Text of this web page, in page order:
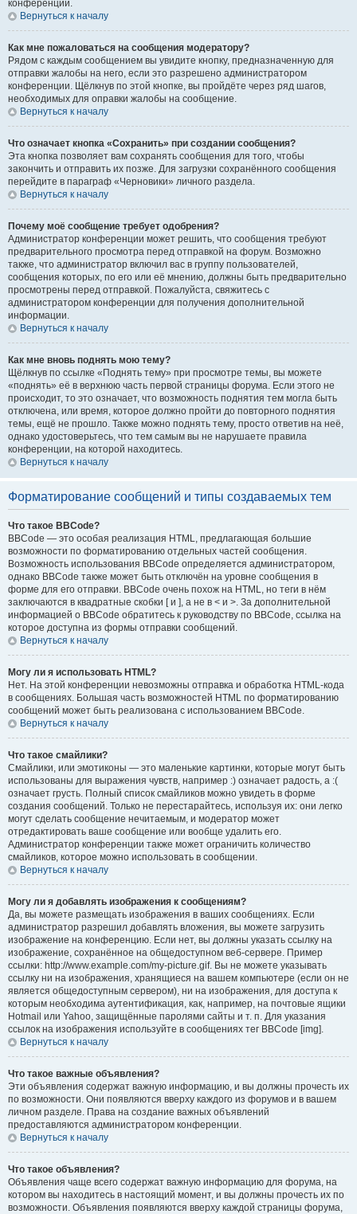
конференции.
Вернуться к началу
Как мне пожаловаться на сообщения модератору?
Рядом с каждым сообщением вы увидите кнопку, предназначенную для
отправки жалобы на него, если это разрешено администратором
конференции. Щёлкнув по этой кнопке, вы пройдёте через ряд шагов,
необходимых для оправки жалобы на сообщение.
Вернуться к началу
Что означает кнопка «Сохранить» при создании сообщения?
Эта кнопка позволяет вам сохранять сообщения для того, чтобы
закончить и отправить их позже. Для загрузки сохранённого сообщения
перейдите в параграф «Черновики» личного раздела.
Вернуться к началу
Почему моё сообщение требует одобрения?
Администратор конференции может решить, что сообщения требуют
предварительного просмотра перед отправкой на форум. Возможно
также, что администратор включил вас в группу пользователей,
сообщения которых, по его или её мнению, должны быть предварительно
просмотрены перед отправкой. Пожалуйста, свяжитесь с
администратором конференции для получения дополнительной
информации.
Вернуться к началу
Как мне вновь поднять мою тему?
Щёлкнув по ссылке «Поднять тему» при просмотре темы, вы можете
«поднять» её в верхнюю часть первой страницы форума. Если этого не
происходит, то это означает, что возможность поднятия тем могла быть
отключена, или время, которое должно пройти до повторного поднятия
темы, ещё не прошло. Также можно поднять тему, просто ответив на неё,
однако удостоверьтесь, что тем самым вы не нарушаете правила
конференции, на которой находитесь.
Вернуться к началу
Форматирование сообщений и типы создаваемых тем
Что такое BBCode?
BBCode — это особая реализация HTML, предлагающая большие
возможности по форматированию отдельных частей сообщения.
Возможность использования BBCode определяется администратором,
однако BBCode также может быть отключён на уровне сообщения в
форме для его отправки. BBCode очень похож на HTML, но теги в нём
заключаются в квадратные скобки [ и ], а не в < и >. За дополнительной
информацией о BBCode обратитесь к руководству по BBCode, ссылка на
которое доступна из формы отправки сообщений.
Вернуться к началу
Могу ли я использовать HTML?
Нет. На этой конференции невозможны отправка и обработка HTML-кода
в сообщениях. Большая часть возможностей HTML по форматированию
сообщений может быть реализована с использованием BBCode.
Вернуться к началу
Что такое смайлики?
Смайлики, или эмотиконы — это маленькие картинки, которые могут быть
использованы для выражения чувств, например :) означает радость, а :(
означает грусть. Полный список смайликов можно увидеть в форме
создания сообщений. Только не перестарайтесь, используя их: они легко
могут сделать сообщение нечитаемым, и модератор может
отредактировать ваше сообщение или вообще удалить его.
Администратор конференции также может ограничить количество
смайликов, которое можно использовать в сообщении.
Вернуться к началу
Могу ли я добавлять изображения к сообщениям?
Да, вы можете размещать изображения в ваших сообщениях. Если
администратор разрешил добавлять вложения, вы можете загрузить
изображение на конференцию. Если нет, вы должны указать ссылку на
изображение, сохранённое на общедоступном веб-сервере. Пример
ссылки: http://www.example.com/my-picture.gif. Вы не можете указывать
ссылку ни на изображения, хранящиеся на вашем компьютере (если он не
является общедоступным сервером), ни на изображения, для доступа к
которым необходима аутентификация, как, например, на почтовые ящики
Hotmail или Yahoo, защищённые паролями сайты и т. п. Для указания
ссылок на изображения используйте в сообщениях тег BBCode [img].
Вернуться к началу
Что такое важные объявления?
Эти объявления содержат важную информацию, и вы должны прочесть их
по возможности. Они появляются вверху каждого из форумов и в вашем
личном разделе. Права на создание важных объявлений
предоставляются администратором конференции.
Вернуться к началу
Что такое объявления?
Объявления чаще всего содержат важную информацию для форума, на
котором вы находитесь в настоящий момент, и вы должны прочесть их по
возможности. Объявления появляются вверху каждой страницы форума,